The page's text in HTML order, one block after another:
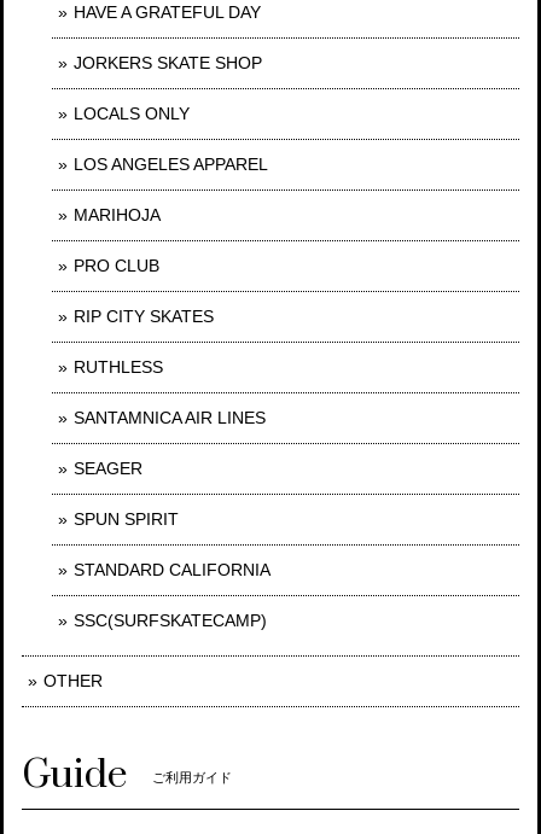
HAVE A GRATEFUL DAY
JORKERS SKATE SHOP
LOCALS ONLY
LOS ANGELES APPAREL
MARIHOJA
PRO CLUB
RIP CITY SKATES
RUTHLESS
SANTAMNICA AIR LINES
SEAGER
SPUN SPIRIT
STANDARD CALIFORNIA
SSC(SURFSKATECAMP)
OTHER
Guide ご利用ガイド